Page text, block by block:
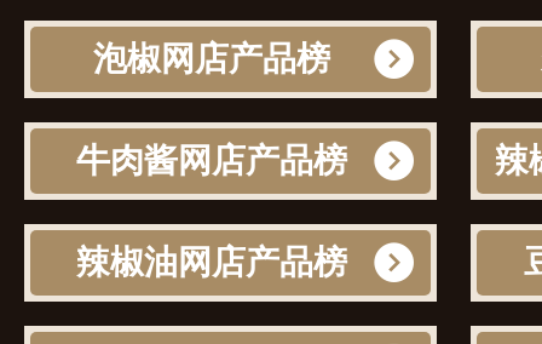
泡椒网店产品榜
牛肉酱网店产品榜
辣椒油网店产品榜